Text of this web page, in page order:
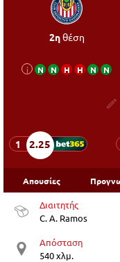
2ηθέση
i Ν Ν Η Η Ν Ν
1 2.25
Απουσίες
Διαιτητής
C. A. Ramos
Απόσταση
540 χλμ.